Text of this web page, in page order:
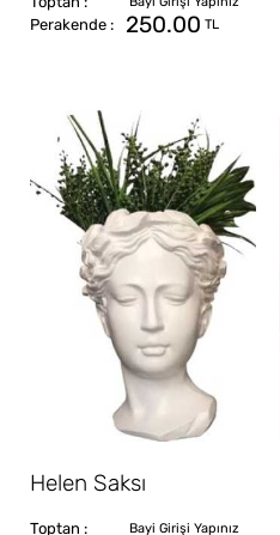
250.00 TL
Helen Saksı